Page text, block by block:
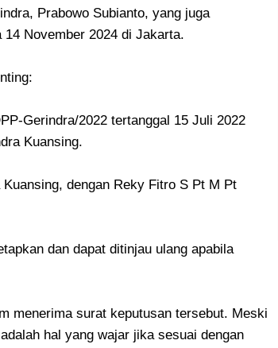
Prabowo Subianto, yang juga
November 2024 di Jakarta.
Gerindra/2022 tertanggal 15 Juli 2022
Kuansing.
dengan Reky Fitro S Pt M Pt
dan dapat ditinjau ulang apabila
menerima surat keputusan tersebut. Meski
hal yang wajar jika sesuai dengan